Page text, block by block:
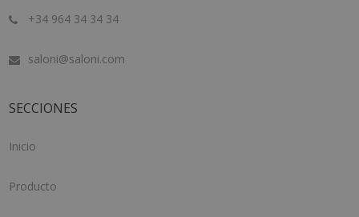
+34 964 34 34 34
saloni@saloni.com
SECCIONES
Inicio
Producto